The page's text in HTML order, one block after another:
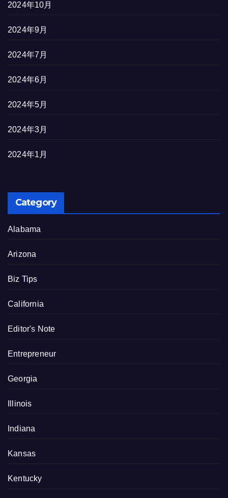
2024年10月
2024年9月
2024年7月
2024年6月
2024年5月
2024年3月
2024年1月
Category
Alabama
Arizona
Biz Tips
California
Editor's Note
Entrepreneur
Georgia
Illinois
Indiana
Kansas
Kentucky